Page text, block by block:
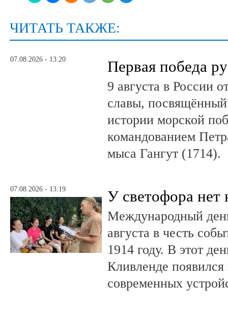
ЧИТАТЬ ТАКЖЕ:
07.08.2026 - 13:20 Первая победа
9 августа в России
славы, посвящённый
истории морской
командованием
мыса Гангут (1714).
07.08.2026 - 13:19 У светофора нет
Международный
августа в честь
1914 году. В этот
Кливленде
современных